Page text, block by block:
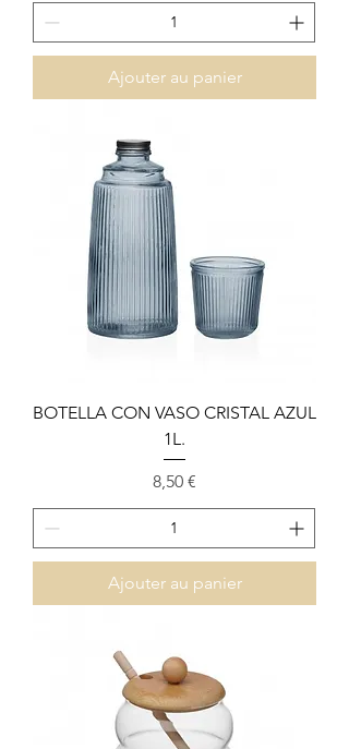
Ajouter au panier
BOTELLA CON VASO CRISTAL AZUL
1L.
Prix
8,50 €
Ajouter au panier